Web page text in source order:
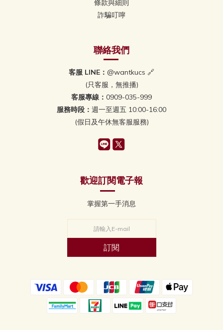
條款與細則
詐騙叮嚀
聯絡我們
客服 LINE： @wantkucs 🔗
(只客服，無推播)
客服專線： 0909-035-999
服務時段： 週一至週五 10:00-16:00
(假日及午休無客服服務)
歡迎訂閱電子報
掌握第一手消息
訂閱